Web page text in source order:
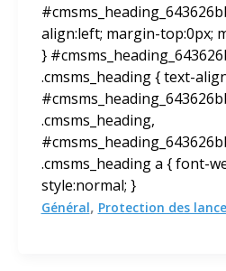
align:left; margin-top:0px;
}
.cmsms_heading { text-
.cmsms_heading,
.cmsms_heading a { font-
style:normal; }
Général, Protection des